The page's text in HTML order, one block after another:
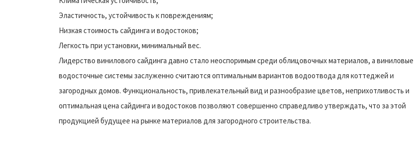
Эластичность, устойчивость к повреждениям;
Низкая стоимость сайдинга и водостоков;
Легкость при установки, минимальный вес.
Лидерство винилового сайдинга давно стало неоспоримым среди облицовочных материалов, а виниловые
водосточные системы заслуженно считаются оптимальным вариантов водоотвода для коттеджей и
загородных домов. Функциональность, привлекательный вид и разнообразие цветов, неприхотливость и
оптимальная цена сайдинга и водостоков позволяют совершенно справедливо утверждать, что за этой
продукцией будущее на рынке материалов для загородного строительства.